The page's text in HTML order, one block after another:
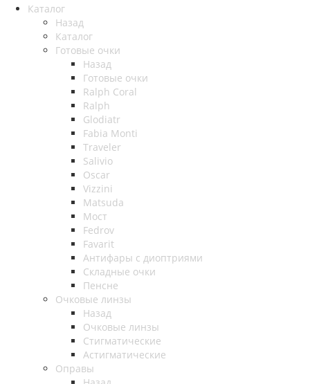
Каталог
Назад
Каталог
Готовые очки
Назад
Готовые очки
Ralph Coral
Ralph
Glodiatr
Fabia Monti
Traveler
Salivio
Oscar
Vizzini
Matsuda
Мост
Fedrov
Favarit
Антифары с диоптриями
Складные очки
Пенсне
Очковые линзы
Назад
Очковые линзы
Стигматические
Астигматические
Оправы